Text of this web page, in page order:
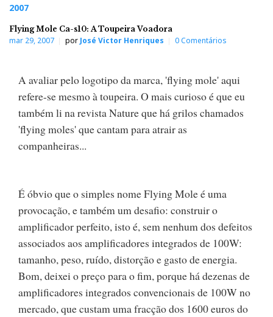
2007
Flying Mole Ca-s10: A Toupeira Voadora
mar 29, 2007 por José Victor Henriques 0 Comentários
A avaliar pelo logotipo da marca, 'flying mole' aqui
refere-se mesmo à toupeira. O mais curioso é que eu
também li na revista Nature que há grilos chamados
'flying moles' que cantam para atrair as
companheiras...
É óbvio que o simples nome Flying Mole é uma
provocação, e também um desafio: construir o
amplificador perfeito, isto é, sem nenhum dos defeitos
associados aos amplificadores integrados de 100W:
tamanho, peso, ruído, distorção e gasto de energia.
Bom, deixei o preço para o fim, porque há dezenas de
amplificadores integrados convencionais de 100W no
mercado, que custam uma fracção dos 1600 euros do